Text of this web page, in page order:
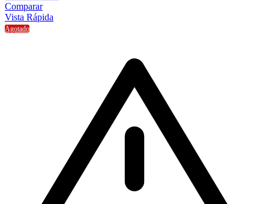
Comparar
Vista Rápida
Agotado